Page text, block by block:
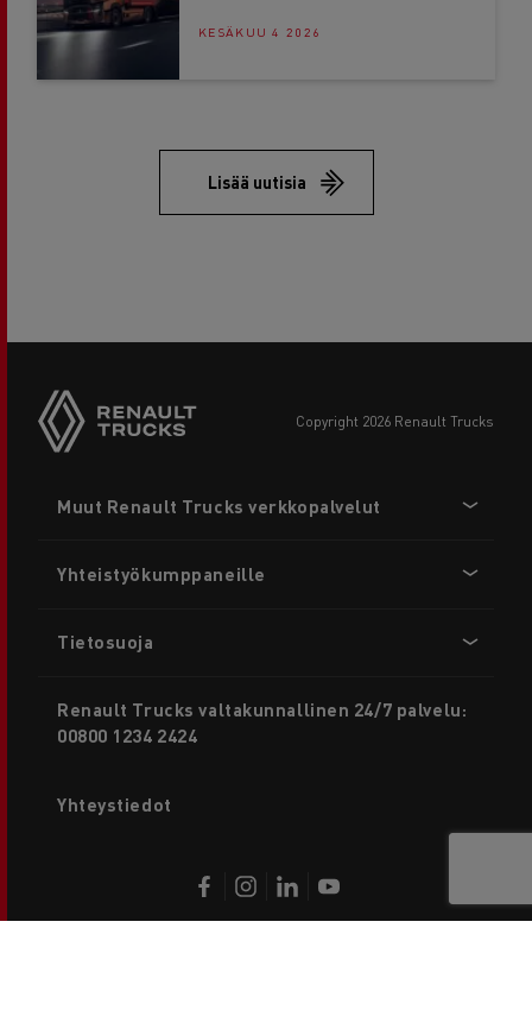
KESÄKUU 4 2026
Lisää uutisia
copyright 2026 Renault Trucks
menu
Muut Renault Trucks verkkopalvelut
Yhteistyökumppaneille
Tietosuoja
Renault Trucks valtakunnallinen 24/7 palvelu:
00800 1234 2424
Yhteystiedot